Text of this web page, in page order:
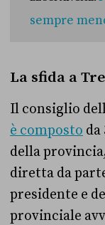
sempre
La sfida a
Il consiglio
è composto
della
diretta da
presidente e
provinciale